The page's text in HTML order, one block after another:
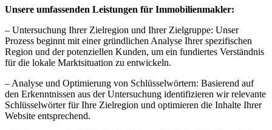
Unsere umfassenden Leistungen für Immobilienmakler:
– Untersuchung Ihrer Zielregion und Ihrer Zielgruppe: Unser
Prozess beginnt mit einer gründlichen Analyse Ihrer spezifischen
Region und der potenziellen Kunden, um ein fundiertes Verständnis
für die lokale Marktsituation zu entwickeln.
– Analyse und Optimierung von Schlüsselwörtern: Basierend auf
den Erkenntnissen aus der Untersuchung identifizieren wir relevante
Schlüsselwörter für Ihre Zielregion und optimieren die Inhalte Ihrer
Website entsprechend.